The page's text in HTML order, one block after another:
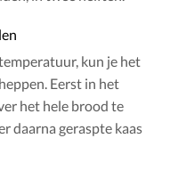
kun je het
Eerst in het
het hele brood te
daarna geraspte kaas